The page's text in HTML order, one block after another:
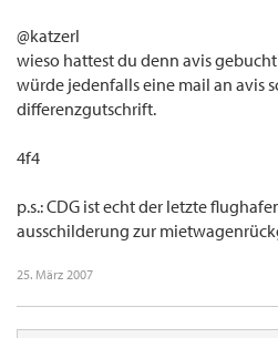
@katzerl
wieso hattest du denn avis
würde jedenfalls eine mail an avis
differenzgutschrift.
4f4
p.s.: CDG ist echt der letzte
ausschilderung zur
25. März 2007